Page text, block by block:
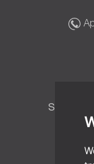
Strada